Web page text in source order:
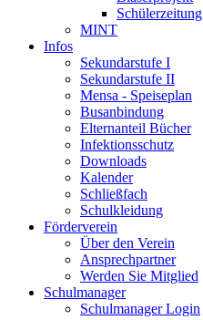
Schülerzeitung
MINT
Infos
Sekundarstufe I
Sekundarstufe II
Mensa - Speiseplan
Busanbindung
Elternanteil Bücher
Infektionsschutz
Downloads
Kalender
Schließfach
Schulkleidung
Förderverein
Über den Verein
Ansprechpartner
Werden Sie Mitglied
Schulmanager
Schulmanager Login